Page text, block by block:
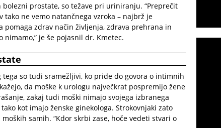
prostate, so težave pri uriniranju. “Preprečit
ne vemo natančnega vzroka – najbrž je
pomaga zdrav način življenja, zdrava prehrana in
je še pojasnil dr. Kmetec.
so tudi sramežljivi, ko pride do govora o intimnih
da moške k urologu največkrat pospremijo žene
zakaj tudi moški nimajo svojega izbranega
kot imajo ženske ginekologa. Strokovnjaki zato
samih. “Kdor skrbi zase, hoče vedeti stvari o